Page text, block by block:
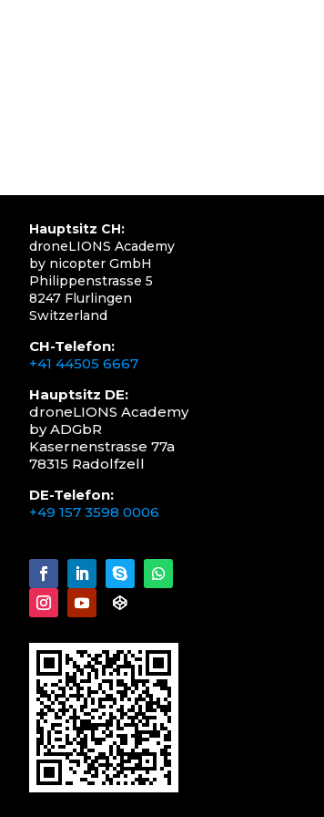
Hauptsitz CH:
droneLIONS Academy
by nicopter GmbH
Philippenstrasse 5
8247 Flurlingen
Switzerland
CH-Telefon:
+41 44505 6667
Hauptsitz DE:
droneLIONS Academy
by ADGbR
Kasernenstrasse 77a
78315 Radolfzell
DE-Telefon:
+49 157 3598 0006